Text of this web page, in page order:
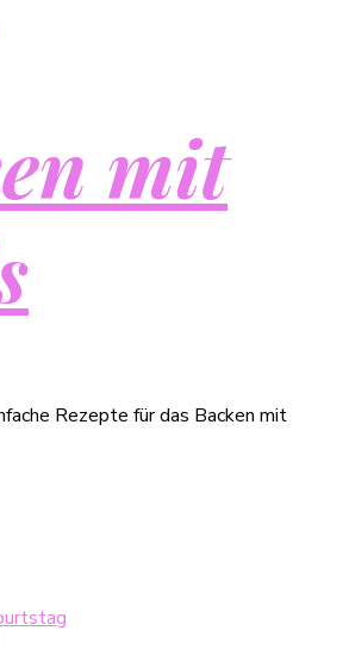
mit
Rezepte für das Backen mit